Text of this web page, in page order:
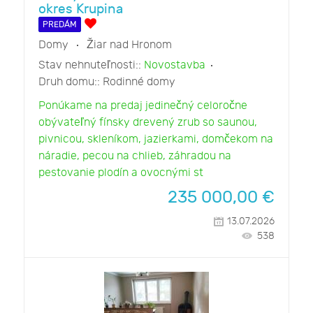
okres Krupina
PREDÁM
Domy
Žiar nad Hronom
Stav nehnuteľnosti:: Novostavba
Druh domu:: Rodinné domy
Ponúkame na predaj jedinečný celoročne
obývateľný fínsky drevený zrub so saunou,
pivnicou, skleníkom, jazierkami, domčekom na
náradie, pecou na chlieb, záhradou na
pestovanie plodín a ovocnými st
235 000,00 €
13.07.2026
538